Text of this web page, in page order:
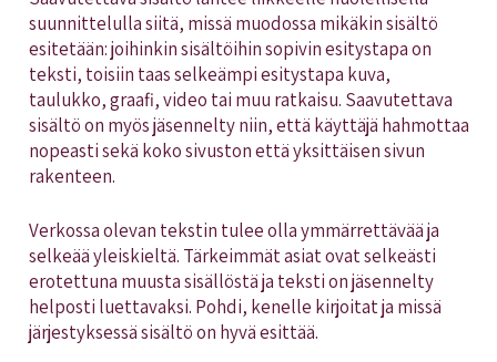
suunnittelulla siitä, missä muodossa mikäkin sisältö
esitetään: joihinkin sisältöihin sopivin esitystapa on
teksti, toisiin taas selkeämpi esitystapa kuva,
taulukko, graafi, video tai muu ratkaisu. Saavutettava
sisältö on myös jäsennelty niin, että käyttäjä hahmottaa
nopeasti sekä koko sivuston että yksittäisen sivun
rakenteen.
Verkossa olevan tekstin tulee olla ymmärrettävää ja
selkeää yleiskieltä. Tärkeimmät asiat ovat selkeästi
erotettuna muusta sisällöstä ja teksti on jäsennelty
helposti luettavaksi. Pohdi, kenelle kirjoitat ja missä
järjestyksessä sisältö on hyvä esittää.